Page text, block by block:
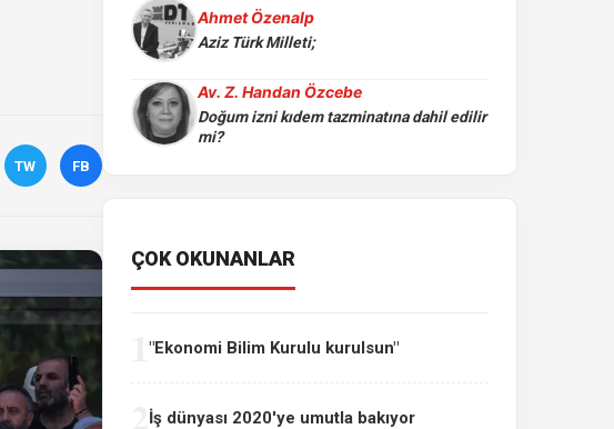
TW FB
Ahmet Özenalp
Aziz Türk Milleti;
Av. Z. Handan Özcebe
Doğum izni kıdem tazminatına dahil edilir
mi?
ÇOK OKUNANLAR
"Ekonomi Bilim Kurulu kurulsun"
İş dünyası 2020'ye umutla bakıyor